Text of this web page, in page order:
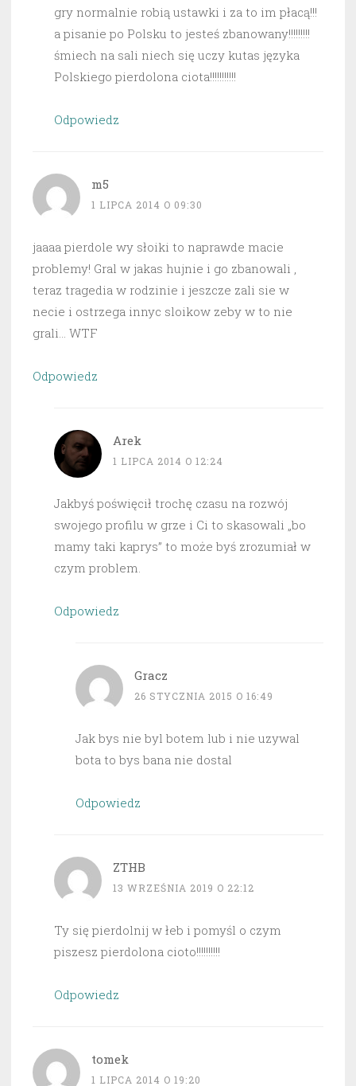
gry normalnie robią ustawki i za to im płacą!!!
a pisanie po Polsku to jesteś zbanowany!!!!!!!!!
śmiech na sali niech się uczy kutas języka
Polskiego pierdolona ciota!!!!!!!!!!!
Odpowiedz
m5
1 LIPCA 2014 O 09:30
jaaaa pierdole wy słoiki to naprawde macie
problemy! Gral w jakas hujnie i go zbanowali ,
teraz tragedia w rodzinie i jeszcze zali sie w
necie i ostrzega innyc sloikow zeby w to nie
grali… WTF
Odpowiedz
Arek
1 LIPCA 2014 O 12:24
Jakbyś poświęcił trochę czasu na rozwój
swojego profilu w grze i Ci to skasowali „bo
mamy taki kaprys” to może byś zrozumiał w
czym problem.
Odpowiedz
Gracz
26 STYCZNIA 2015 O 16:49
Jak bys nie byl botem lub i nie uzywal
bota to bys bana nie dostal
Odpowiedz
ZTHB
13 WRZEŚNIA 2019 O 22:12
Ty się pierdolnij w łeb i pomyśl o czym
piszesz pierdolona cioto!!!!!!!!!!
Odpowiedz
tomek
1 LIPCA 2014 O 19:20